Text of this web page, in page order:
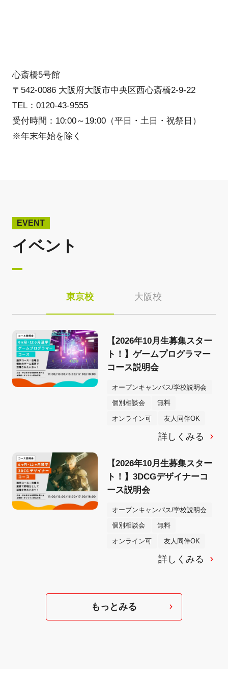
心斎橋5号館
〒542-0086 大阪府大阪市中央区西心斎橋2-9-22
TEL：0120-43-9555
受付時間：10:00～19:00（平日・土日・祝祭日）
※年末年始を除く
EVENT
イベント
東京校 大阪校
【2026年10月生募集スター
ト！】ゲームプログラマー
コース説明会
オープンキャンパス/学校説明会
個別相談会 無料
オンライン可 友人同伴OK
詳しくみる
【2026年10月生募集スター
ト！】3DCGデザイナーコ
ース説明会
オープンキャンパス/学校説明会
個別相談会 無料
オンライン可 友人同伴OK
詳しくみる
もっとみる